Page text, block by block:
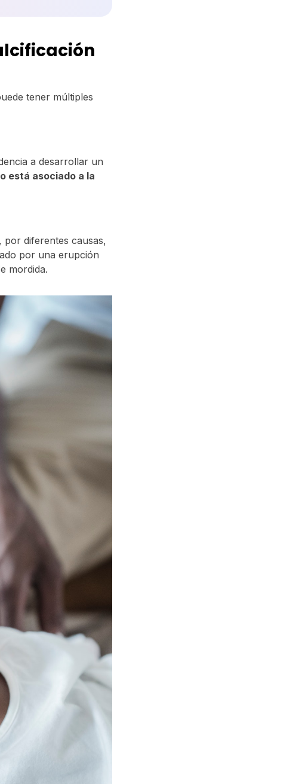
tener múltiples
a desarrollar un
está asociado a la
por diferentes causas,
por una erupción
mordida.